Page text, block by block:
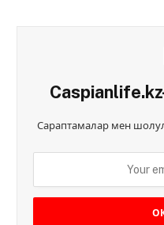
Сараптамалар мен